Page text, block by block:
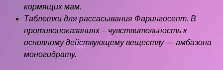
кормящих мам.
Таблетки для рассасывания Фарингосепт. В
противопоказаниях – чувствительность к
основному действующему веществу — амбазона
моногидрату.